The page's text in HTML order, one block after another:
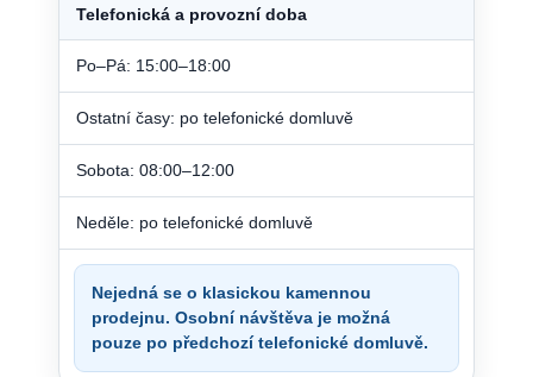
Telefonická a provozní doba
Po–Pá: 15:00–18:00
Ostatní časy: po telefonické domluvě
Sobota: 08:00–12:00
Neděle: po telefonické domluvě
Nejedná se o klasickou kamennou
prodejnu. Osobní návštěva je možná
pouze po předchozí telefonické domluvě.